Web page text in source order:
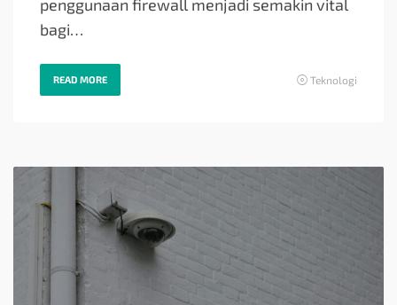
penggunaan firewall menjadi semakin vital
bagi…
READ MORE Teknologi